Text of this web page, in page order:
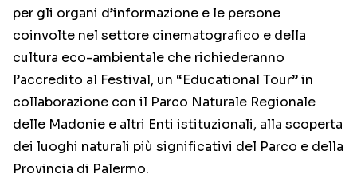
per gli organi d’informazione e le persone
coinvolte nel settore cinematografico e della
cultura eco-ambientale che richiederanno
l’accredito al Festival, un “Educational Tour” in
collaborazione con il Parco Naturale Regionale
delle Madonie e altri Enti istituzionali, alla scoperta
dei luoghi naturali più significativi del Parco e della
Provincia di Palermo.